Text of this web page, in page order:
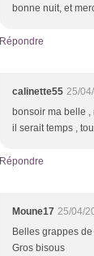
bonne nuit, et
Répondre
calinette55 25/
bonsoir ma belle
il serait temps ,
Répondre
Moune17 25/04/
Belles grappes
Gros bisous